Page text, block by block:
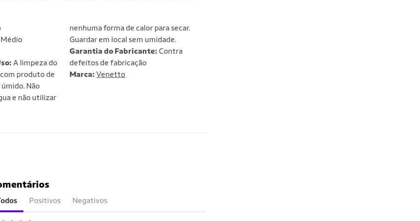
Médio
A limpeza do
produto de
Não
e não utilizar
nenhuma forma de calor para secar.
Guardar em local sem umidade.
Garantia do Fabricante: Contra
defeitos de fabricação
Marca:Venetto
Positivos Negativos